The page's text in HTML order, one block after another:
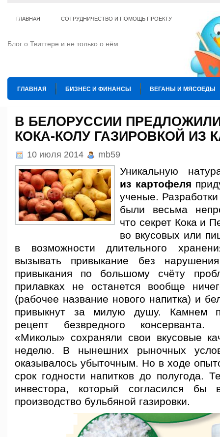
ГЛАВНАЯ СОТРУДНИЧЕСТВО И ПОМОЩЬ ПРОЕКТУ
Блог о Твиттере и не только о нём
ГЛАВНАЯ БИЗНЕС И ФИНАНСЫ ВЕГАНЫ И МЯСОЕДЫ
ТЕ КОГО ПРИРУЧИЛИ ШАХМАТЫ
В БЕЛОРУССИИ
КОКА-КОЛУ ГАЗИРОВКОЙ ИЗ
10 июля 2014 mb59
Уникальную
из картофеля
ученые.
были весьма
что секрет Кока и
во вкусовых или
в возможности длительного
вызывать привыкание без
привыкания по большому счёту
прилавках не останется вообще
(рабочее название нового напитка) и
привыкнут за милую душу. Камнем
рецепт безвредного
«Миколы» сохраняли свои вкусовые
неделю. В нынешних рыночных
оказывалось убыточным. Но в ходе
срок годности напитков до полугода.
инвестора, который согласился бы
производство бульбяной газировки.